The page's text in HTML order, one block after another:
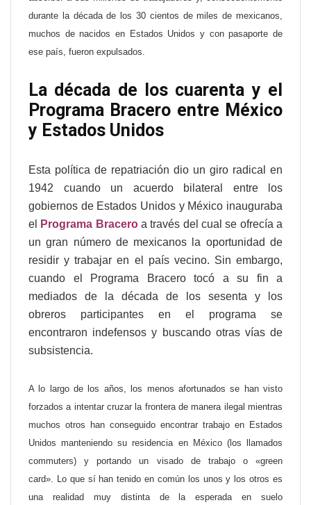
durante la década de los 30 cientos de miles de mexicanos,
muchos de nacidos en Estados Unidos y con pasaporte de
ese país, fueron expulsados.
La década de los cuarenta y el
Programa Bracero entre México
y Estados Unidos
Esta política de repatriación dio un giro radical en
1942 cuando un acuerdo bilateral entre los
gobiernos de Estados Unidos y México inauguraba
el
Programa Braceroa través del cual se ofrecía a
un gran número de mexicanos la oportunidad de
residir y trabajar en el país vecino. Sin embargo,
cuando el Programa Bracero tocó a su fin a
mediados de la década de los sesenta y los
obreros participantes en el programa se
encontraron indefensos y buscando otras vías de
subsistencia.
A lo largo de los años, los menos afortunados se han visto
forzados a intentar cruzar la frontera de manera ilegal mientras
muchos otros han conseguido encontrar trabajo en Estados
Unidos manteniendo su residencia en México (los llamados
commuters) y portando un visado de trabajo o «green
card». Lo que sí han tenido en común los unos y los otros es
una realidad muy distinta de la esperada en suelo